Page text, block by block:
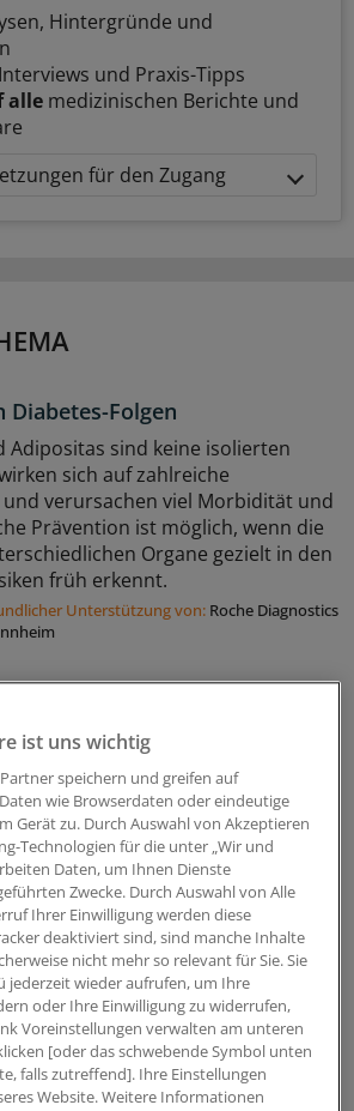
Hintergründe und
Interviews und Praxis-Tipps
alle medizinischen Berichte und
für den Zugang
Diabetes-Folgen
Adipositas sind keine isolierten
sich auf zahlreiche
und verursachen viel Morbidität und
Prävention ist möglich, wenn die
Organe gezielt in den
früh erkennt.
Unterstützung von: Roche Diagnostics
Reisen: Weshalb das
mal reduziert werden darf
Tropenmediziner Tomas Jelinek, was
für ältere Menschen zu beachten ist,
im Urlaub lieber ein klein wenig
weshalb die Reiseberatung für die
so wichtig ist.
Bluthochdruck
die Smartwatch in falsche
ist uns wichtig
speichern und greifen auf
wie Browserdaten oder eindeutige
Gerät zu. Durch Auswahl von Akzeptieren
Technologien für die unter „Wir und
Daten, um Ihnen Dienste
Zwecke. Durch Auswahl von Alle
Ihrer Einwilligung werden diese
deaktiviert sind, sind manche Inhalte
nicht mehr so relevant für Sie. Sie
jederzeit wieder aufrufen, um Ihre
oder Ihre Einwilligung zu widerrufen,
Voreinstellungen verwalten am unteren
[oder das schwebende Symbol unten
falls zutreffend]. Ihre Einstellungen
Website. Weitere Informationen